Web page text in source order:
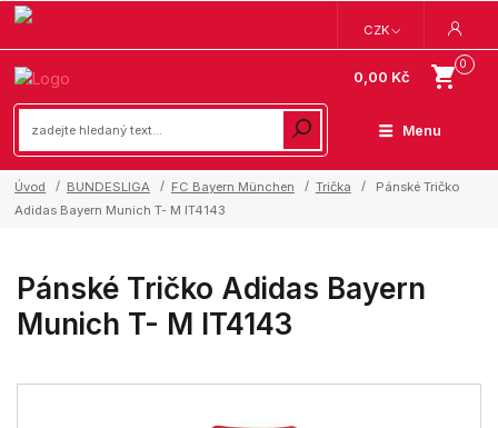
Menu
CZK
0
0,00 Kč
Úvod BUNDESLIGA FC Bayern München Trička
Pánské Tričko
Adidas Bayern Munich T- M IT4143
Pánské Tričko Adidas Bayern
Munich T- M IT4143